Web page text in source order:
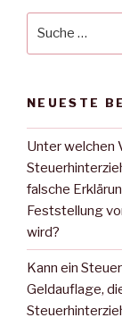
NEUESTE
Unter welchen
falsche
Feststellung
wird?
Kann ein
Geldauflage,